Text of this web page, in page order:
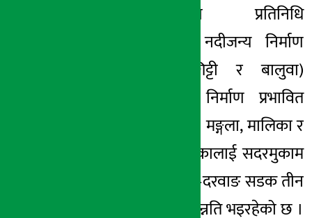
बिरुवा-क्याराभानका प्रतिनिधि
सोमनाथ गौचनले नदीजन्य निर्माण
सामग्री (ढुङ्गा, गिट्टी र बालुवा)
नपाएकाले सडक निर्माण प्रभावित
भएको बताउनुभयो । मङ्गला, मालिका र
धौलागिरि गाउँपालिकालाई सदरमुकाम
बेनीसँग जोड्ने बेनी–दरवाङ सडक तीन
वटा प्याकेजमा स्तरोन्नति भइरहेको छ ।